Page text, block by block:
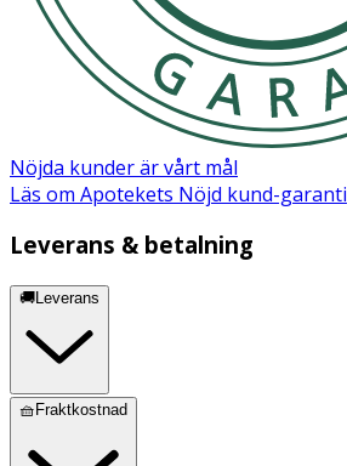
Nöjda kunder är vårt mål
Läs om Apotekets Nöjd kund-garanti
Leverans & betalning
🚚Leverans
🧺Fraktkostnad